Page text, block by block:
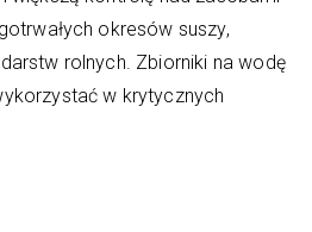
okresów suszy,
rolnych. Zbiorniki na wodę
w krytycznych